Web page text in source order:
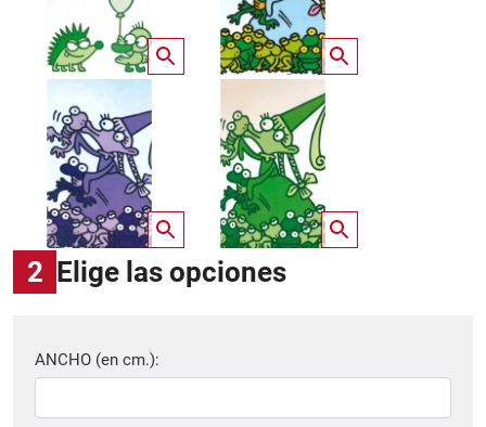
2 Elige las opciones
ANCHO (en cm.):